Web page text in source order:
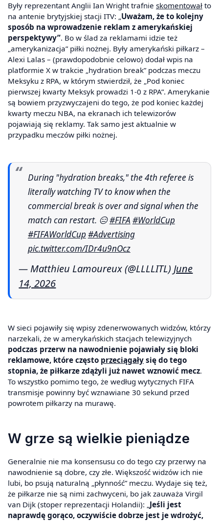
Były reprezentant Anglii Ian Wright trafnie skomentował to
na antenie brytyjskiej stacji ITV: „Uważam, że to kolejny
sposób na wprowadzenie reklam z amerykańskiej
perspektywy”. Bo w ślad za reklamami idzie też
„amerykanizacja” piłki nożnej. Były amerykański piłkarz –
Alexi Lalas – (prawdopodobnie celowo) dodał wpis na
platformie X w trakcie „hydration break” podczas meczu
Meksyku z RPA, w którym stwierdził, że „Pod koniec
pierwszej kwarty Meksyk prowadzi 1-0 z RPA”. Amerykanie
są bowiem przyzwyczajeni do tego, że pod koniec każdej
kwarty meczu NBA, na ekranach ich telewizorów
pojawiają się reklamy. Tak samo jest aktualnie w
przypadku meczów piłki nożnej.
During "hydration breaks," the 4th referee is
literally watching TV to know when the
commercial break is over and signal when the
match can restart. 😑#FIFA #WorldCup
#FIFAWorldCup#Advertising
pic.twitter.com/IDr4u9nOcz
— Matthieu Lamoureux (@LLLLITL) June
14, 2026
W sieci pojawiły się wpisy zdenerwowanych widzów, którzy
narzekali, że w amerykańskich stacjach telewizyjnych
podczas przerw na nawodnienie pojawiały się bloki
reklamowe, które często przeciągały się do tego
stopnia, że piłkarze zdążyli już nawet wznowić mecz.
To wszystko pomimo tego, że według wytycznych FIFA
transmisje powinny być wznawiane 30 sekund przed
powrotem piłkarzy na murawę.
W grze są wielkie pieniądze
Generalnie nie ma konsensusu co do tego czy przerwy na
nawodnienie są dobre, czy złe. Większość widzów ich nie
lubi, bo psują naturalną „płynność” meczu. Wydaje się też,
że piłkarze nie są nimi zachwyceni, bo jak zauważa Virgil
van Dijk (stoper reprezentacji Holandii): „ Jeśli jest
naprawdę gorąco, oczywiście dobrze jest je wdrożyć,